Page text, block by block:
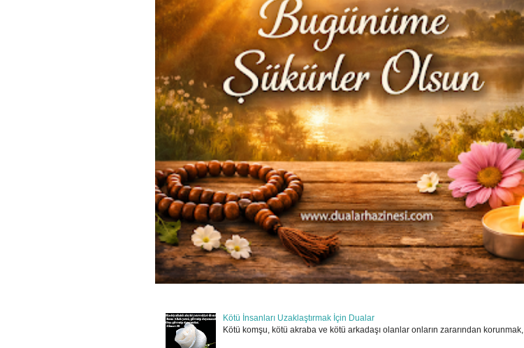
Kötü İnsanları Uzaklaştırmak İçin Dualar
Kötü komşu, kötü akraba ve kötü arkadaşı olanlar onların zararından korunmak,